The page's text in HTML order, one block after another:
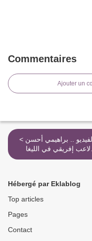
Commentaires
Ajouter un
< بالفيديو .. براهيمي أحسن
لاعب إفريقي في الليغا
الاسبانية
Hébergé par Eklablog
Top articles
Pages
Contact